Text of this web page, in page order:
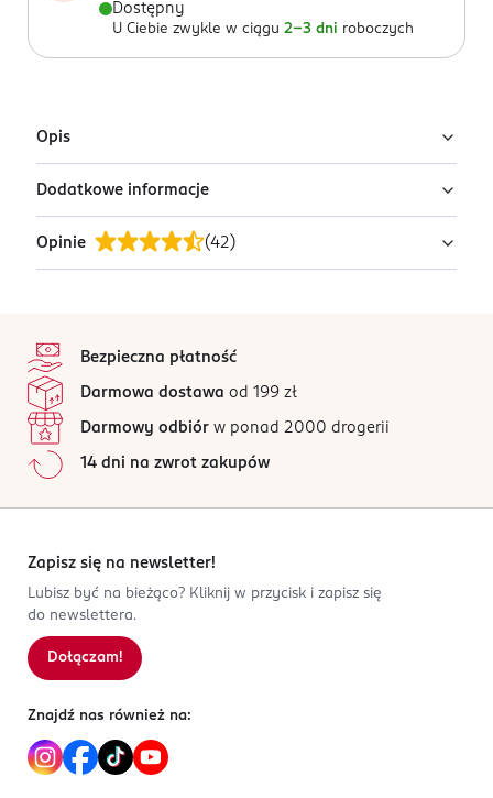
Dostępny
U Ciebie zwykle w ciągu 2-3 dni roboczych
Opis
Okrągłe lusterko z bambusową podstawką, którą
można wykorzystać jako miejsce do przechowywania
biżuterii.
Dodatkowe informacje
PRODUCENT/PODMIOT ODPOWIEDZIALNY
Zenner-Poland Sp. z o.o.
Łódź
biuro@zenner.pl
426791801
PL-Polska
Kod EAN
Opinie (42 )
Wszystkie opinie są zweryfikowane zakupem.
4
0%
2
1
0%
Sortowanie wg
Bezpieczna płatność
Darmowa dostawa od 199 zł
Darmowy odbiór w ponad 2000 drogerii
14 dni na zwrot zakupów
Zapisz się na newsletter!
Lubisz być na bieżąco? Kliknij w przycisk i zapisz się
do newslettera.
Dołączam!
Znajdź nas również na: